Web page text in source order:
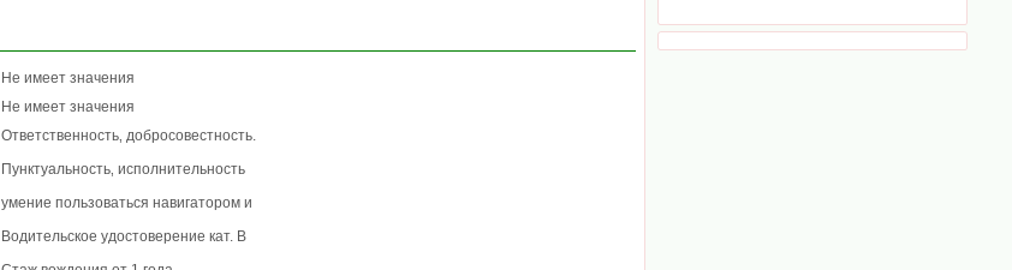
Не имеет значения
Не имеет значения
Ответственность‚ добросовестность.
Пунктуальность‚ исполнительность
умение пользоваться навигатором и
Водительское удостоверение кат. В